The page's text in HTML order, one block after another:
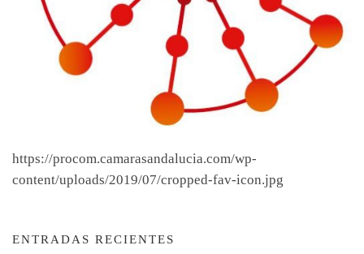
https://procom.camarasandalucia.com/wp-
content/uploads/2019/07/cropped-fav-icon.jpg
ENTRADAS RECIENTES